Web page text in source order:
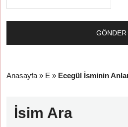
Anasayfa » E » Ecegül İsminin
İsim Ara